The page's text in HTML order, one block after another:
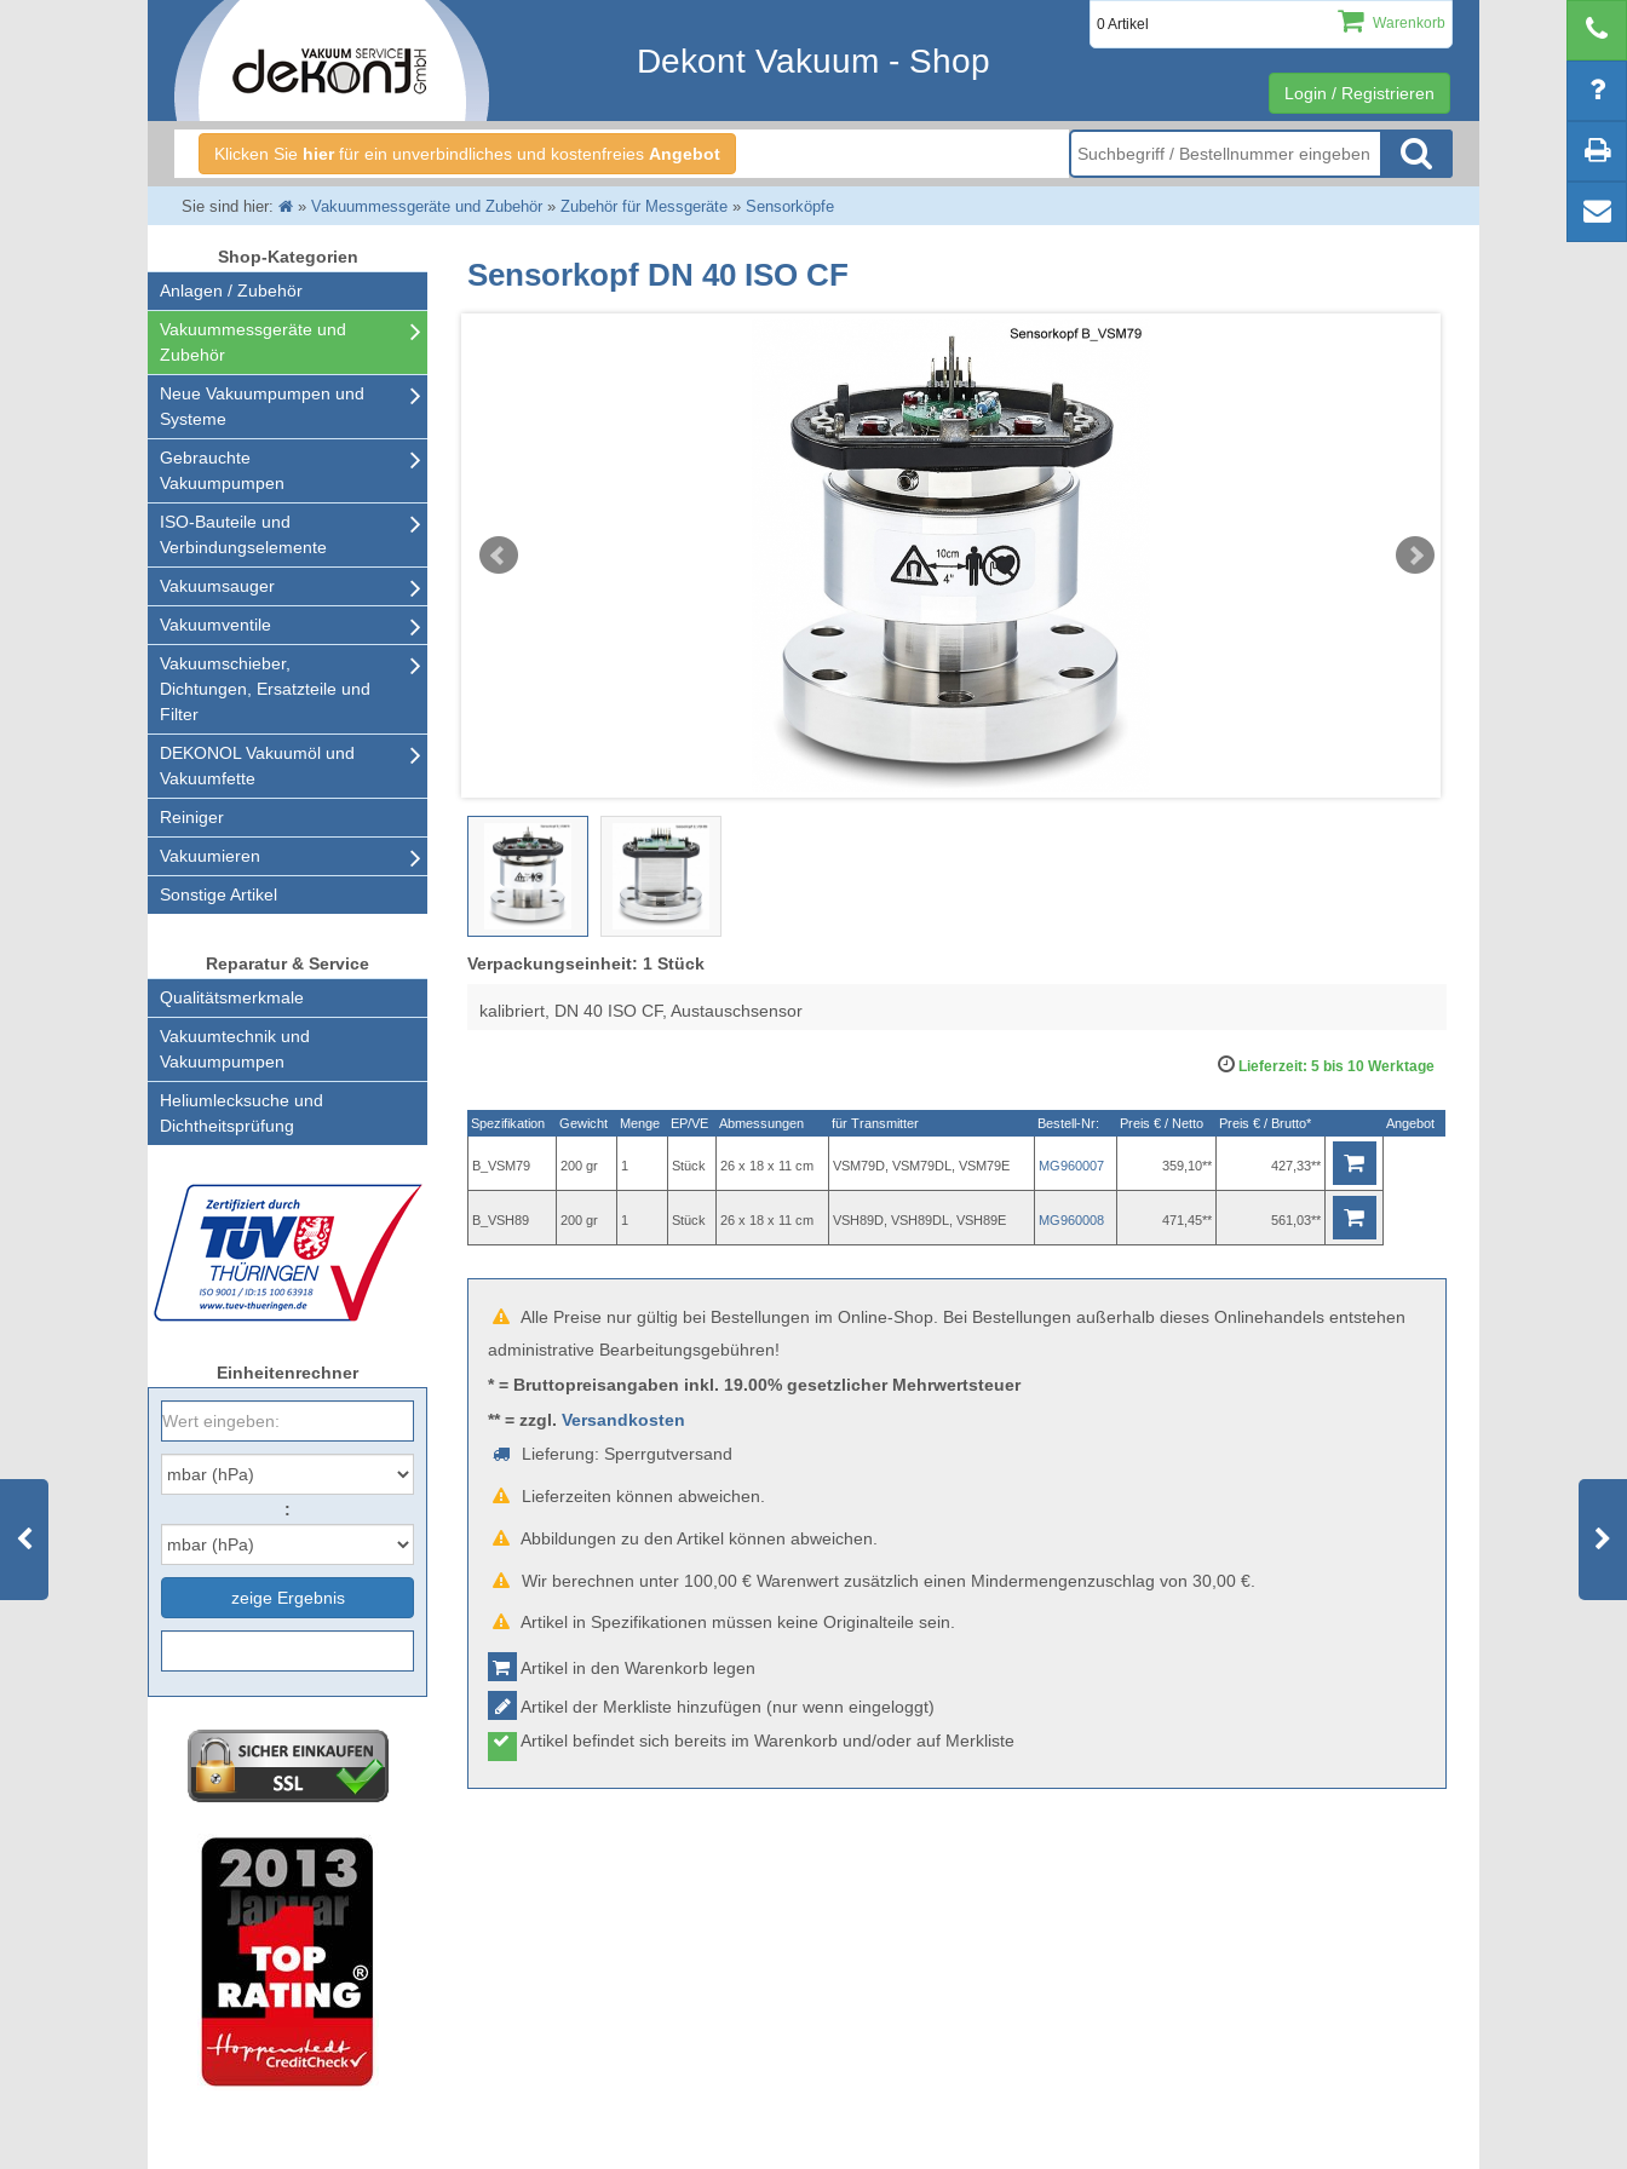
Login / Registrieren
0 Artikel Warenkorb
Dekont Vakuum - Shop
Klicken Sie hierfür ein unverbindliches und kostenfreies Angebot
Sie sind hier: » Vakuummessgeräte und Zubehör» Zubehör für Messgeräte» Sensorköpfe
Shop-Kategorien
Anlagen / Zubehör
Vakuummessgeräte und
Zubehör
Neue Vakuumpumpen und
Systeme
Gebrauchte
Vakuumpumpen
ISO-Bauteile und
Verbindungselemente
Vakuumsauger
Vakuumventile
Vakuumschieber,
Dichtungen, Ersatzteile und
Filter
DEKONOL Vakuumöl und
Vakuumfette
Reiniger
Vakuumieren
Sonstige Artikel
Reparatur & Service
Qualitätsmerkmale
Vakuumtechnik und
Vakuumpumpen
Heliumlecksuche und
Dichtheitsprüfung
Einheitenrechner
:
zeige Ergebnis
Sensorkopf DN 40 ISO CF
Verpackungseinheit: 1 Stück
kalibriert, DN 40 ISO CF, Austauschsensor
Lieferzeit: 5 bis 10 Werktage
Spezifikation Gewicht Menge EP/VE Abmessungen für Transmitter Bestell-Nr: Preis € / Netto Preis € / Brutto* Angebot
B_VSM79 200 gr 1 Stück 26 x 18 x 11 cm VSM79D, VSM79DL, VSM79E MG960007 359,10** 427,33**
B_VSH89 200 gr 1 Stück 26 x 18 x 11 cm VSH89D, VSH89DL, VSH89E MG960008 471,45** 561,03**
Alle Preise nur gültig bei Bestellungen im Online-Shop. Bei Bestellungen außerhalb dieses Onlinehandels entstehen
administrative Bearbeitungsgebühren!
* = Bruttopreisangaben inkl. 19.00% gesetzlicher Mehrwertsteuer
** = zzgl.Versandkosten
Lieferung: Sperrgutversand
Lieferzeiten können abweichen.
Abbildungen zu den Artikel können abweichen.
Wir berechnen unter 100,00 € Warenwert zusätzlich einen Mindermengenzuschlag von 30,00 €.
Artikel in Spezifikationen müssen keine Originalteile sein.
Artikel in den Warenkorb legen
Artikel der Merkliste hinzufügen (nur wenn eingeloggt)
Artikel befindet sich bereits im Warenkorb und/oder auf Merkliste